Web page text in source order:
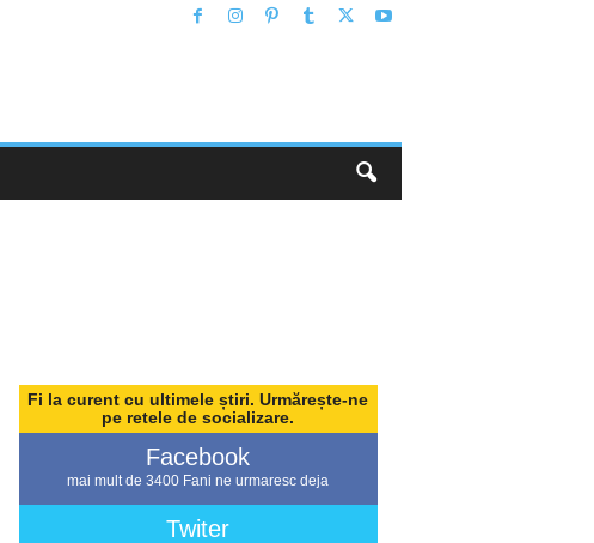
Fi la curent cu ultimele știri. Urmărește-ne
pe retele de socializare.
Facebook
mai mult de 3400 Fani ne urmaresc deja
Twiter